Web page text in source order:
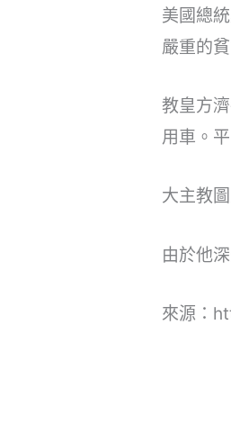
美國總
嚴重的
教皇方
用車。
大主教
由於他
來源：